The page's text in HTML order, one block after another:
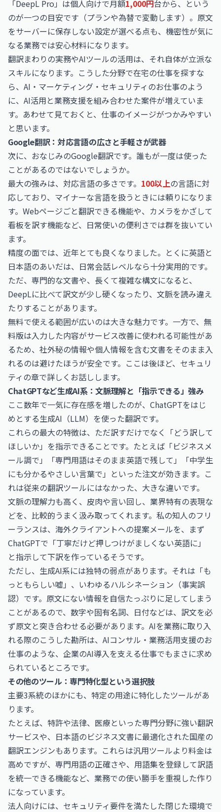
「DeepL Pro」は個人向けで月額1,000円台から、という
のが一つの目安です（プランや為替で変動します）。原文
をサーバーに保存しない設定が選べる点も、機密性が気に
なる業務では安心材料になります。
翻訳まわりの実務やAIツールの活用は、それ自体が立派な
スキルになります。こうした分野で在宅の仕事を探すな
ら、 AI・マーケティング・セキュリティのお仕事のよう
に、AI活用と業務支援を組み合わせた案件が増えていま
す。あわせて見ておくと、仕事のイメージがつかみやすい
と思います。
Google翻訳：対応言語の広さと手軽さが武器
次に、おなじみのGoogle翻訳です。誰もが一度は使った
ことがあるのではないでしょうか。
最大の強みは、対応言語の多さです。 100以上の言語に対
応しており、マイナーな言語を扱うときには頼りになりま
す。Webページごと翻訳できる機能や、カメラをかざして
看板を訳す機能など、日常使いの便利さでは群を抜いてい
ます。
精度の面では、近年とても良くなりました。とくに英語と
日本語のあいだは、日常会話レベルなら十分実用的です。
ただ、専門的な文書や、長くて複雑な構文になると、
DeepLに比べて訳文が少し硬くなったり、文脈を読み違え
たりすることがあります。
無料で使える範囲が広いのは大きな魅力です。一方で、無
料版は入力した内容がサービス改善に使われる可能性があ
るため、社外秘の情報や個人情報を含む文書をそのまま入
れるのは避けたほうが安全です。ここは後ほど、セキュリ
ティの章で詳しくお話しします。
ChatGPTなど生成AI系：文脈理解と「指示できる」強み
ここ数年で一気に存在感を増したのが、ChatGPTをはじ
めとする生成AI（LLM）を使った翻訳です。
これらの最大の特徴は、ただ訳すだけでなく「どう訳して
ほしいか」を指示できることです。たとえば「ビジネスメ
ール調で」「専門用語はそのまま英語で残して」「中学生
にも分かるやさしい言葉で」といった注文が効きます。こ
れは従来の翻訳ツールにはなかった、大きな違いです。
文脈の理解力も高く、皮肉や言い回し、業界特有の表現な
どを、比較的うまく汲み取ってくれます。私の知人のフリ
ーランスは、海外クライアントへの提案メールを、まず
ChatGPTで「丁寧だけど押しつけがましくない英語に」
と指示して下訳を作っているそうです。
ただし、生成AI系には独特の弱点があります。それは「も
っともらしい嘘」、いわゆるハルシネーション（事実誤
認）です。原文にない情報を自信たっぷりに足してしまう
ことがあるので、数字や固有名詞、日付などは、訳文を必
ず原文と突き合わせる必要があります。AIを業務に取り入
れる際のこうした勘所は、 AIコンサル・業務活用支援のお
仕事のような、企業のAI導入を支える仕事でもまさに求め
られているところです。
その他のツール：専門特化型という選択肢
主要3系統のほかにも、特定の用途に特化したツールがあ
ります。
たとえば、特許や法律、医療といった専門分野に強い翻訳
サービスや、日本語のビジネス文書に最適化された国産の
翻訳エンジンもあります。これらは汎用ツールより料金は
高めですが、専門用語の正確さや、用語集を登録して訳語
を統一できる機能など、業務での使い勝手を重視した作り
になっています。
法人向けには、セキュリティ要件を満たした閉じた環境で